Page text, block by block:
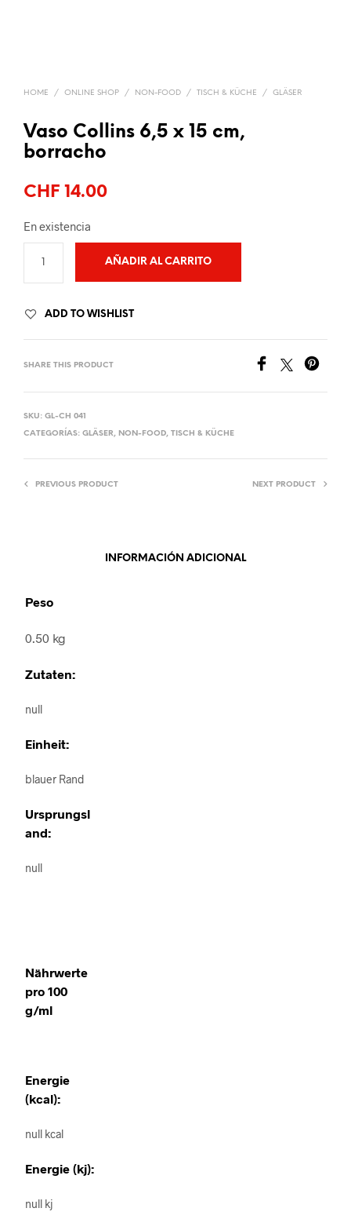
HOME / ONLINE SHOP / NON-FOOD / TISCH & KÜCHE / GLÄSER
Vaso Collins 6,5 x 15 cm,
borracho
CHF 14.00
En existencia
AÑADIR AL CARRITO
ADD TO WISHLIST
SHARE THIS PRODUCT
SKU: GL-CH 041
CATEGORÍAS: GLÄSER, NON-FOOD, TISCH & KÜCHE
PREVIOUS PRODUCT NEXT PRODUCT
INFORMACIÓN ADICIONAL
Peso
0.50 kg
Zutaten:
null
Einheit:
blauer Rand
Ursprungsl
and:
null
Nährwerte
pro 100
g/ml
Energie
(kcal):
null kcal
Energie (kj):
null kj